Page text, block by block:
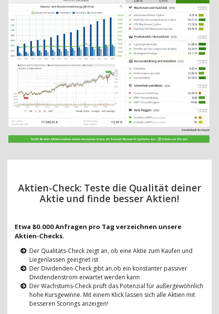
Aktien-Check: Teste die Qualität deiner
Aktie und finde besser Aktien!
Etwa 80.000 Anfragen pro Tag verzeichnen unsere
Aktien-Checks.
Der Qualitäts-Check zeigt an, ob eine Aktie zum Kaufen und
Liegenlassen geeignet ist
Der Dividenden-Check gibt an,ob ein konstanter passiver
Dividendenstrom erwartet werden kann
Der Wachstums-Check prüft das Potenzial für außergewöhnlich
hohe Kursgewinne. Mit einem Klick lassen sich alle Aktien mit
besseren Scorings anzeigen!